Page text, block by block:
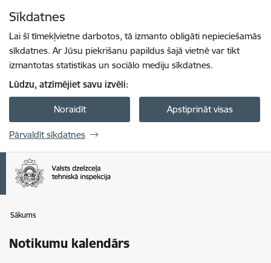
Sīkdatnes
Lai šī tīmekļvietne darbotos, tā izmanto obligāti nepieciešamās
sīkdatnes. Ar Jūsu piekrišanu papildus šajā vietnē var tikt
izmantotas statistikas un sociālo mediju sīkdatnes.
Lūdzu, atzīmējiet savu izvēli:
Noraidīt Apstiprināt visas
Pārvaldīt sīkdatnes
Sākums
Notikumu kalendārs